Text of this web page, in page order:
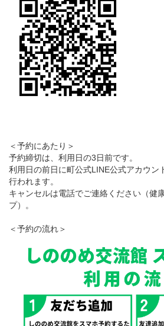
＜予約にあたり＞
予約締切は、利用日の3日前です。
利用日の前日に町公式LINE公式アカウン
行われます。
キャンセルは電話でご連絡ください（健
プ）。
＜予約の流れ＞